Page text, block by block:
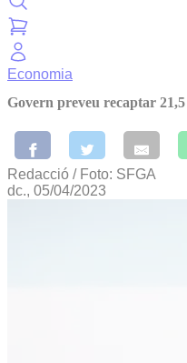
Economia
Govern preveu recaptar
Redacció / Foto: SFGA
dc., 05/04/2023